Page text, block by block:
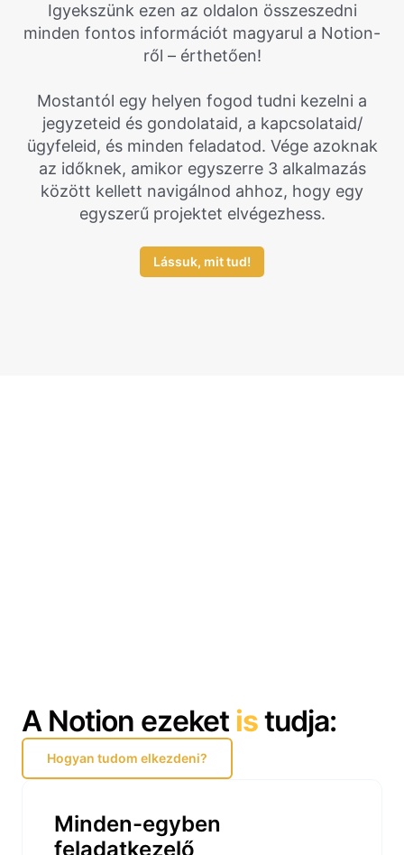
Igyekszünk ezen az oldalon összeszedni
minden fontos információt magyarul a Notion-
ről – érthetően!
Mostantól egy helyen fogod tudni kezelni a
jegyzeteid és gondolataid, a kapcsolataid/
ügyfeleid, és minden feladatod. Vége azoknak
az időknek, amikor egyszerre 3 alkalmazás
között kellett navigálnod ahhoz, hogy egy
egyszerű projektet elvégezhess.
Lássuk, mit tud!
A Notion ezeket istudja:
Hogyan tudom elkezdeni?
Minden-egyben
feladatkezelő